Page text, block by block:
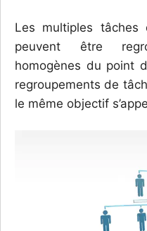
Les multiples tâches
peuvent être
homogènes du point
regroupements de
le même objectif